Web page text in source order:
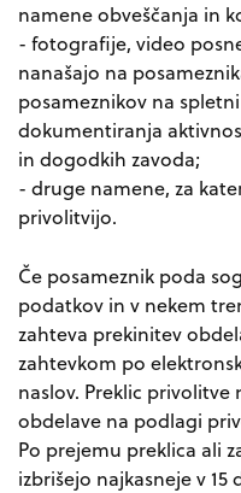
namene obveščanja in
- fotografije, video
nanašajo na
posameznikov na
dokumentiranja
in dogodkih zavoda;
- druge namene, za
privolitvijo.
Če posameznik poda
podatkov in v nekem
zahteva prekinitev
zahtevkom po
naslov. Preklic
obdelave na podlagi
Po prejemu preklica ali
izbrišejo najkasneje v